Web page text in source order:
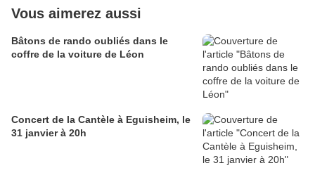
Vous aimerez aussi
Bâtons de rando oubliés dans le
coffre de la voiture de Léon
Concert de la Cantèle à Eguisheim, le
31 janvier à 20h